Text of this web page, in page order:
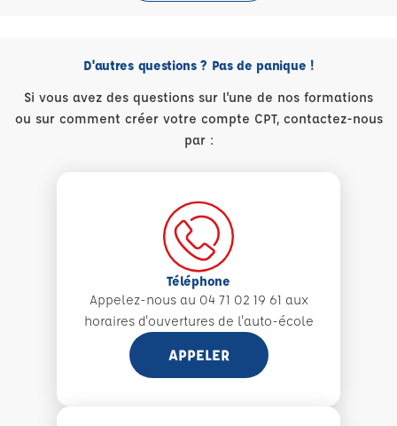
D'autres questions ? Pas de panique !
Si vous avez des questions sur l'une de nos formations
ou sur comment créer votre compte CPT, contactez-nous
par :
Téléphone
Appelez-nous au 04 71 02 19 61 aux
horaires d'ouvertures de l'auto-école
APPELER